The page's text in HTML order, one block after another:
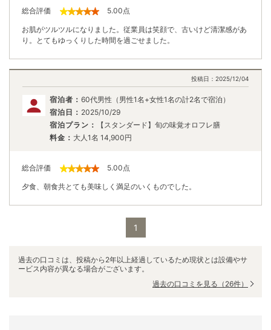
総合評価 5.00点
お肌がツルツルになりました。従業員は笑顔で、古いけど清潔感があ
り。とてもゆっくりした時間を過ごせました。
投稿日： 2025/12/04
宿泊者： 60代男性（男性1名+女性1名の計2名で宿泊）
宿泊日： 2025/10/29
宿泊プラン：
【スタンダード】旬の味覚オロフレ膳
料金： 大人1名 14,900円
総合評価 5.00点
夕食、朝食共とても美味しく満足のいくものでした。
1
過去の口コミは、投稿から2年以上経過しているため現状とは設備やサ
ービス内容が異なる場合がございます。
過去の口コミを見る （26件）